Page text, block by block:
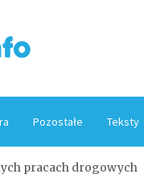
Pozostałe Teksty
pracach drogowych